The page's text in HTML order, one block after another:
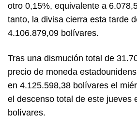
otro 0,15%, equivalente a
tanto, la divisa cierra esta tarde
4.106.879,09 bolívares.
Tras una dismución total de
precio de moneda
en 4.125.598,38 bolívares el
el descenso total de este jueves
bolívares.